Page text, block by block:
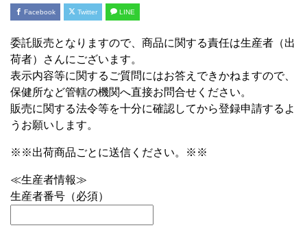
Facebook Twitter LINE
委託販売となりますので、商品に関する責任は生産者（出
荷者）さんにございます。
表示内容等に関するご質問にはお答えできかねますので、
保健所など管轄の機関へ直接お問合せください。
販売に関する法令等を十分に確認してから登録申請するよ
うお願いします。
※※出荷商品ごとに送信ください。※※
≪生産者情報≫
生産者番号（必須）